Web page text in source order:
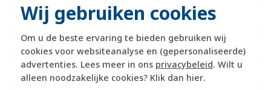
Wij gebruiken cookies
Om u de beste ervaring te bieden gebruiken wij
cookies voor websiteanalyse en (gepersonaliseerde)
advertenties. Lees meer in ons privacybeleid. Wilt u
alleen noodzakelijke cookies? Klik dan hier.
Slagvastheid
IK02
Beschermingsgraad (IP)
IP20
Geschikt voor vloerpot
Transparant
Nee
Uitvoering oppervlakte
Mat
Geschikt voor wandgoot
Ja
Geschikt voor
Ja